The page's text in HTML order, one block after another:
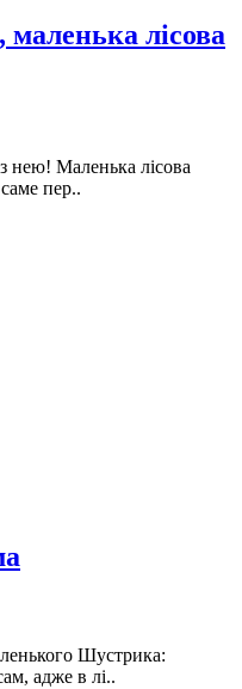
лісова
нею! Маленька лісова
пер..
Шустрика:
адже в лі..